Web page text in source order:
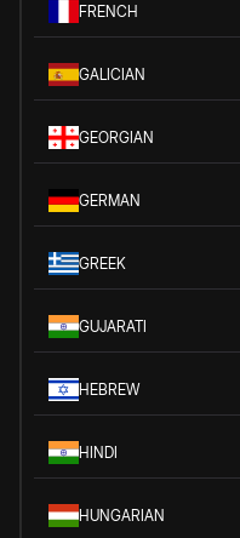
FRENCH
GALICIAN
GEORGIAN
GERMAN
GREEK
GUJARATI
HEBREW
HINDI
HUNGARIAN